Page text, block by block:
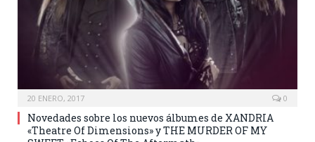
20 ENERO, 2017 0
Novedades sobre los nuevos álbumes de XANDRIA
«Theatre Of Dimensions» y THE MURDER OF MY